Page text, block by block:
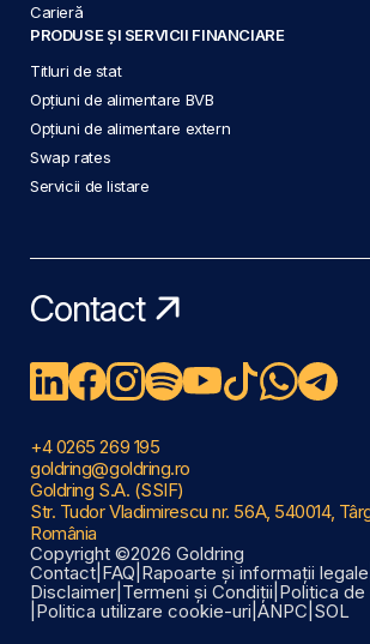
Carieră
PRODUSE ȘI SERVICII FINANCIARE
Titluri de stat
Opțiuni de alimentare BVB
Opțiuni de alimentare extern
Swap rates
Servicii de listare
Contact
+4 0265 269 195
goldring@goldring.ro
Goldring S.A. (SSIF)
Str. Tudor Vladimirescu nr. 56A, 540014,
România
Copyright ©2026 Goldring
Contact FAQ Rapoarte și informații legale
Disclaimer Termeni și Condiții Politica
Politica utilizare cookie-uri ANPC SOL